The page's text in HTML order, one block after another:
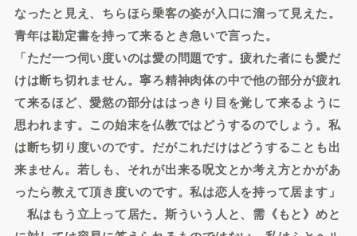
なったと見え、ちらほら乗客の姿が入口に溜って見えた。
青年は勘定書を持って来るとき急いで言った。
「ただ一つ伺い度いのは愛の問題です。疲れた者にも愛だ
けは断ち切れません。寧ろ精神肉体の中で他の部分が疲れ
て来るほど、愛慾の部分ははっきり目を覚して来るように
思われます。この始末を仏教ではどうするのでしょう。私
は断ち切り度いのです。だがこれだけはどうすることも出
来ません。若しも、それが出来る呪文とか考え方とかがあ
ったら教えて頂き度いのです。私は恋人を持って居ます」
私はもう立上って居た。斯ういう人と、需《もと》めと